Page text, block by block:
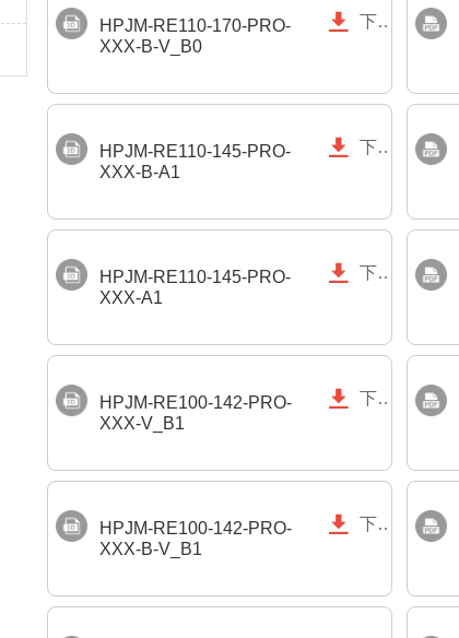
HPJM-RE110-170-PRO-
XXX-B-V_B0
 下载
HPJM-RE110-145-PRO-
XXX-B-A1
 下载
HPJM-RE110-145-PRO-
XXX-A1
 下载
HPJM-RE100-142-PRO-
XXX-V_B1
 下载
HPJM-RE100-142-PRO-
XXX-B-V_B1
 下载